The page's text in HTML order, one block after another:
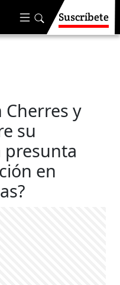
Suscríbete
Cherres y
su
presunta
en